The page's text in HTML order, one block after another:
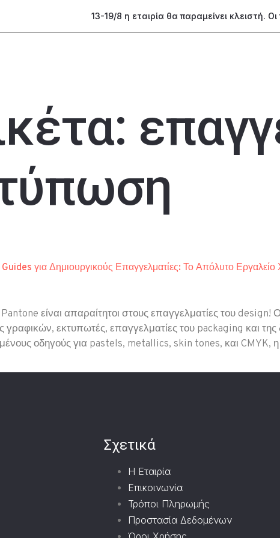
13-19/8 η εταιρία θα παραμείνει κλειστή.
για Δημιουργικούς Επαγγελματίες: Το Απόλυτο
Pantone είναι απαραίτητοι στους επαγγελματίες του
γραφικών, εκτυπωτές, επαγγελματίες του packaging και
οδηγούς για pastels, metallics, skin tones, και CMYK,
Σχετικά
Η Εταιρία
Επικοινωνία
Τρόποι Πληρωμής
Προστασία Δεδομένων